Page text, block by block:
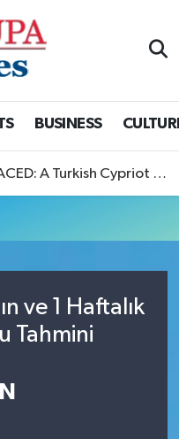
BUSINESS
Story is now available to watch
ve 1 Haftalık
Tahmini